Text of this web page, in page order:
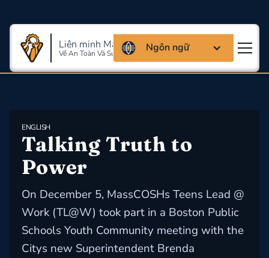
Liên minh Massachusettes
Về An Toàn Và Sức Khỏe Lao Động
Ngôn ngữ
ENGLISH
Talking Truth to
Power
On December 5, MassCOSHs Teens Lead @
Work (TL@W) took part in a Boston Public
Schools Youth Community meeting with the
Citys new Superintendent Brenda